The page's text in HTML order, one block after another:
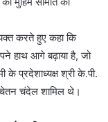
करते हुए कहा कि
हाथ आगे बढ़ाया है, जो
के प्रदेशाध्यक्ष श्री के.पी.
चंदेल शामिल थे।